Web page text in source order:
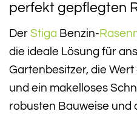
perfekt gepflegten
Der Stiga Benzin-
die ideale Lösung für
Gartenbesitzer, die
und ein makelloses
robusten Bauweise und